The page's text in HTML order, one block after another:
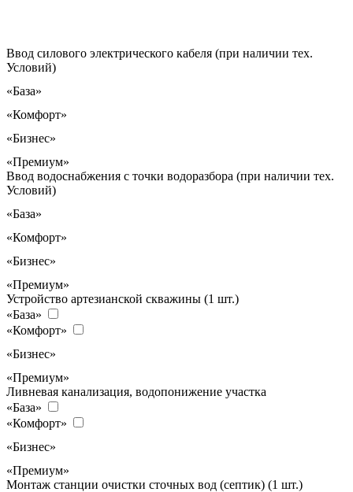
Ввод силового электрического кабеля (при наличии тех.
Условий)
«База»
«Комфорт»
«Бизнес»
«Премиум»
Ввод водоснабжения с точки водоразбора (при наличии тех.
Условий)
«База»
«Комфорт»
«Бизнес»
«Премиум»
Устройство артезианской скважины (1 шт.)
«База»
«Комфорт»
«Бизнес»
«Премиум»
Ливневая канализация, водопонижение участка
«База»
«Комфорт»
«Бизнес»
«Премиум»
Монтаж станции очистки сточных вод (септик) (1 шт.)